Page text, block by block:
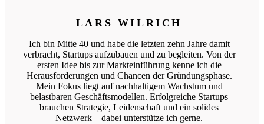
LARS WILRICH
Ich bin Mitte 40 und habe die letzten zehn Jahre damit
verbracht, Startups aufzubauen und zu begleiten. Von der
ersten Idee bis zur Markteinführung kenne ich die
Herausforderungen und Chancen der Gründungsphase.
Mein Fokus liegt auf nachhaltigem Wachstum und
belastbaren Geschäftsmodellen. Erfolgreiche Startups
brauchen Strategie, Leidenschaft und ein solides
Netzwerk – dabei unterstütze ich gerne.